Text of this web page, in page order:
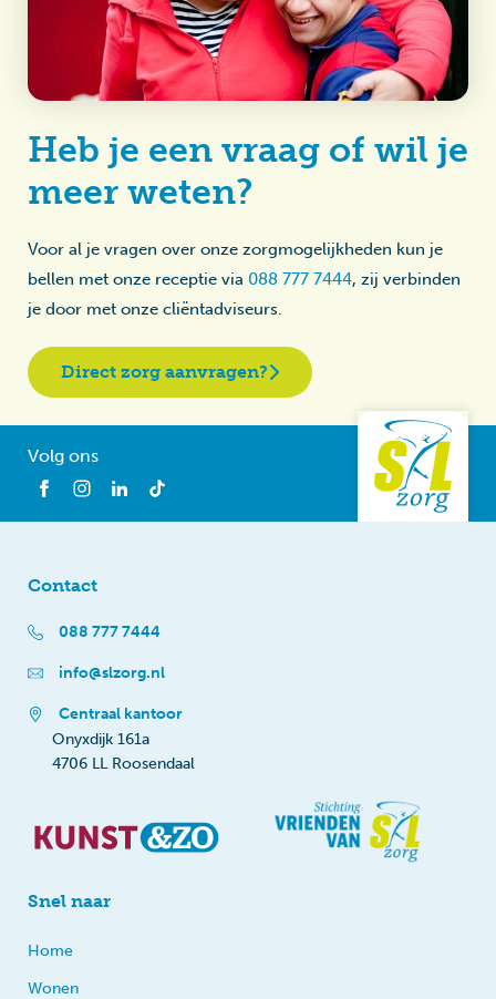
Heb je een vraag of wil je
meer weten?
Voor al je vragen over onze zorgmogelijkheden kun je
bellen met onze receptie via 088 777 7444, zij verbinden
je door met onze cliëntadviseurs.
Direct zorg aanvragen?
Volg ons
Contact
088 777 7444
info@slzorg.nl
Centraal kantoor
Onyxdijk 161a
4706 LL Roosendaal
Snel naar
Home
Wonen